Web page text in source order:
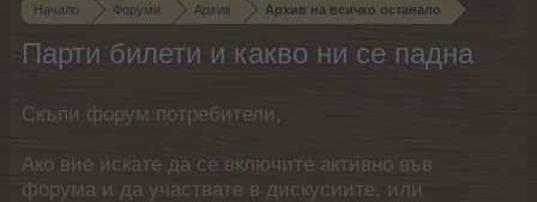
Начало Форуми Архив Архив на всичко останало
Парти билети и какво ни се падна
Скъпи форум потребители,
Ако вие искате да се включите активно във
форума и да участвате в дискусиите, или